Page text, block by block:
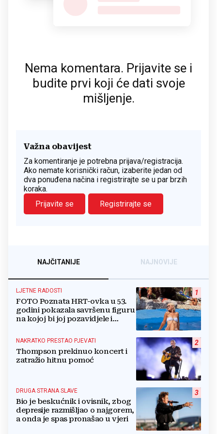
Nema komentara. Prijavite se i
budite prvi koji će dati svoje
mišljenje.
Važna obavijest
Za komentiranje je potrebna prijava/registracija.
Ako nemate korisnički račun, izaberite jedan od
dva ponuđena načina i registrirajte se u par brzih
koraka.
Prijavite se
Registrirajte se
NAJČITANIJE NAJNOVIJE
1
LJETNE RADOSTI
FOTO Poznata HRT-ovka u 53.
godini pokazala savršenu figuru
na kojoj bi joj pozavidjele i
2
NAKRATKO PRESTAO PJEVATI
Thompson prekinuo koncert i
zatražio hitnu pomoć
3
DRUGA STRANA SLAVE
Bio je beskućnik i ovisnik, zbog
depresije razmišljao o najgorem,
a onda je spas pronašao u vjeri